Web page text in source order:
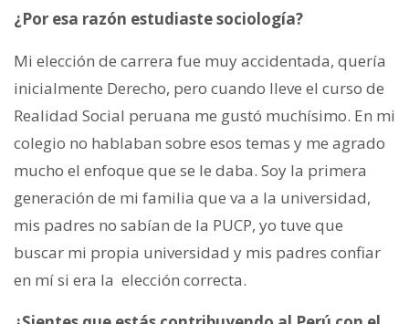
¿Por esa razón estudiaste sociología?
Mi elección de carrera fue muy accidentada, quería
inicialmente Derecho, pero cuando lleve el curso de
Realidad Social peruana me gustó muchísimo. En mi
colegio no hablaban sobre esos temas y me agrado
mucho el enfoque que se le daba. Soy la primera
generación de mi familia que va a la universidad,
mis padres no sabían de la PUCP, yo tuve que
buscar mi propia universidad y mis padres confiar
en mí si era la elección correcta.